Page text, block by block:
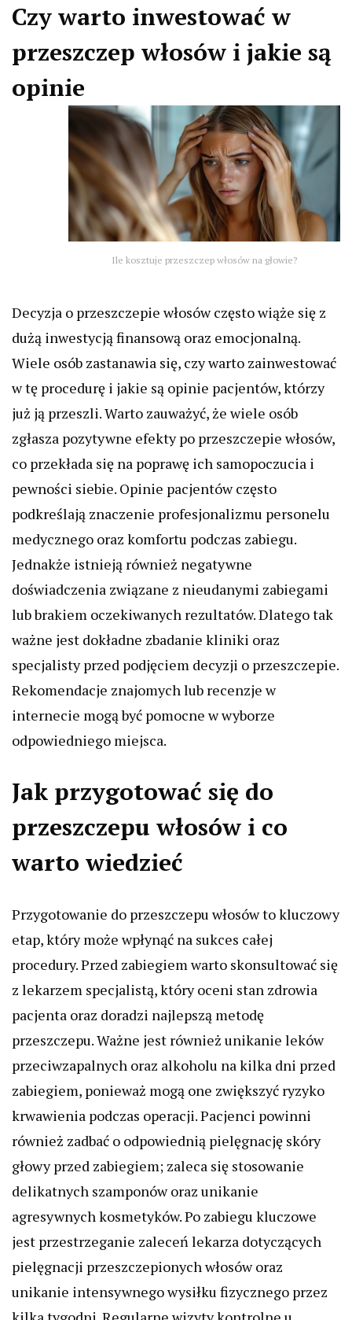
Czy warto inwestować w
przeszczep włosów i jakie są
opinie
Ile kosztuje przeszczep włosów na głowie?
Decyzja o przeszczepie włosów często wiąże się z
dużą inwestycją finansową oraz emocjonalną.
Wiele osób zastanawia się, czy warto zainwestować
w tę procedurę i jakie są opinie pacjentów, którzy
już ją przeszli. Warto zauważyć, że wiele osób
zgłasza pozytywne efekty po przeszczepie włosów,
co przekłada się na poprawę ich samopoczucia i
pewności siebie. Opinie pacjentów często
podkreślają znaczenie profesjonalizmu personelu
medycznego oraz komfortu podczas zabiegu.
Jednakże istnieją również negatywne
doświadczenia związane z nieudanymi zabiegami
lub brakiem oczekiwanych rezultatów. Dlatego tak
ważne jest dokładne zbadanie kliniki oraz
specjalisty przed podjęciem decyzji o przeszczepie.
Rekomendacje znajomych lub recenzje w
internecie mogą być pomocne w wyborze
odpowiedniego miejsca.
Jak przygotować się do
przeszczepu włosów i co
warto wiedzieć
Przygotowanie do przeszczepu włosów to kluczowy
etap, który może wpłynąć na sukces całej
procedury. Przed zabiegiem warto skonsultować się
z lekarzem specjalistą, który oceni stan zdrowia
pacjenta oraz doradzi najlepszą metodę
przeszczepu. Ważne jest również unikanie leków
przeciwzapalnych oraz alkoholu na kilka dni przed
zabiegiem, ponieważ mogą one zwiększyć ryzyko
krwawienia podczas operacji. Pacjenci powinni
również zadbać o odpowiednią pielęgnację skóry
głowy przed zabiegiem; zaleca się stosowanie
delikatnych szamponów oraz unikanie
agresywnych kosmetyków. Po zabiegu kluczowe
jest przestrzeganie zaleceń lekarza dotyczących
pielęgnacji przeszczepionych włosów oraz
unikanie intensywnego wysiłku fizycznego przez